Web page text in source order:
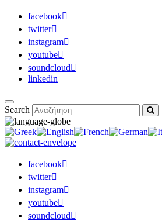
facebook
twitter
instagram
youtube
soundcloud
linkedin
Search
facebook
twitter
instagram
youtube
soundcloud